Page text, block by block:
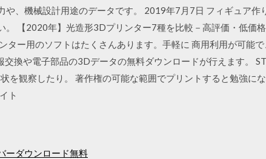
、機械設計用途のデータです。 2019年7月7日 フィギュア作
。 【2020年】光造形3Dプリンター7種を比較－高評価・低価
ー用のソフトはたくさんあります。手軽に 商用利用が可能
交換や電子部品の3Dデータの無料ダウンロードが行えます。
を観察したり。 著作権の可能な範囲でプリントすると勉強に
ト
ーダウンロード無料